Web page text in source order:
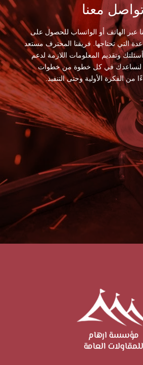
معنا
عبر الهاتف أو الواتساب للحصول على
التي تحتاجها. فريقنا المحترف مستعد
وتقديم المعلومات اللازمة لدعم
لنساعدك في كل خطوة من خطوات
من الفكرة الأولية وحتى التنفيذ.